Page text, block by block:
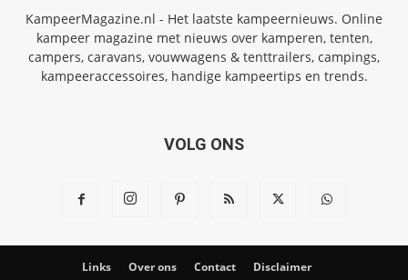
KampeerMagazine.nl - Het laatste kampeernieuws. Online
kampeer magazine met nieuws over kamperen, tenten,
campers, caravans, vouwwagens & tenttrailers, campings,
kampeeraccessoires, handige kampeertips en trends.
VOLG ONS
Links Over ons Contact
Disclaimer